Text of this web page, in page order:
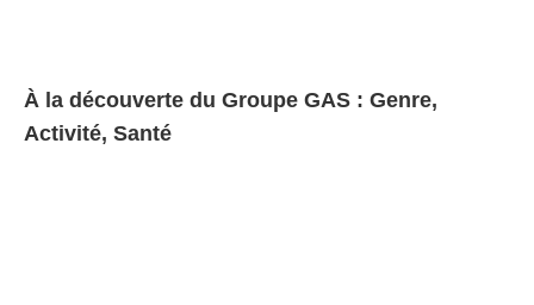
À la découverte du Groupe GAS : Genre,
Activité, Santé